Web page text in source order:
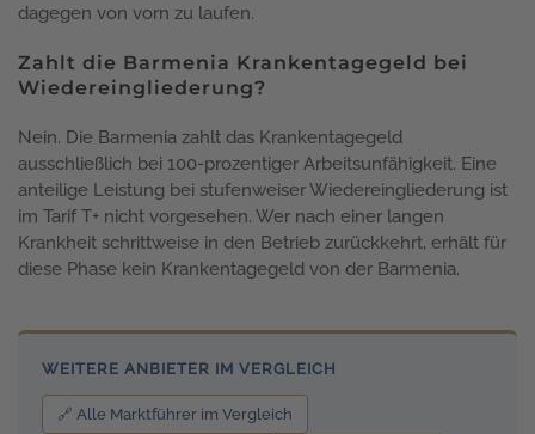
dagegen von vorn zu laufen.
Zahlt die Barmenia Krankentagegeld bei
Wiedereingliederung?
Nein. Die Barmenia zahlt das Krankentagegeld
ausschließlich bei 100-prozentiger Arbeitsunfähigkeit. Eine
anteilige Leistung bei stufenweiser Wiedereingliederung ist
im Tarif T+ nicht vorgesehen. Wer nach einer langen
Krankheit schrittweise in den Betrieb zurückkehrt, erhält für
diese Phase kein Krankentagegeld von der Barmenia.
WEITERE ANBIETER IM VERGLEICH
🔗 Alle Marktführer im Vergleich